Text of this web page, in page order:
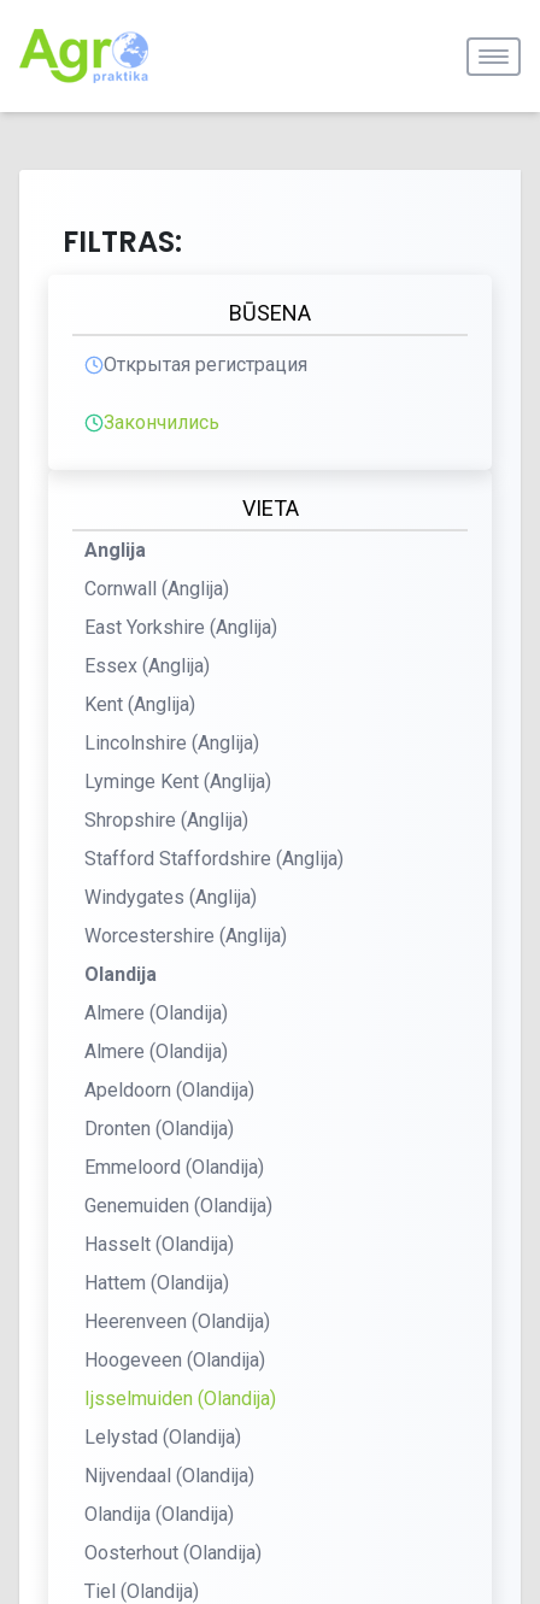
FILTRAS:
BŪSENA
Открытая регистрация
Закончились
VIETA
Anglija
Cornwall (Anglija)
East Yorkshire (Anglija)
Essex (Anglija)
Kent (Anglija)
Lincolnshire (Anglija)
Lyminge Kent (Anglija)
Shropshire (Anglija)
Stafford Staffordshire (Anglija)
Windygates (Anglija)
Worcestershire (Anglija)
Olandija
Almere (Olandija)
Almere (Olandija)
Apeldoorn (Olandija)
Dronten (Olandija)
Emmeloord (Olandija)
Genemuiden (Olandija)
Hasselt (Olandija)
Hattem (Olandija)
Heerenveen (Olandija)
Hoogeveen (Olandija)
Ijsselmuiden (Olandija)
Lelystad (Olandija)
Nijvendaal (Olandija)
Olandija (Olandija)
Oosterhout (Olandija)
Tiel (Olandija)